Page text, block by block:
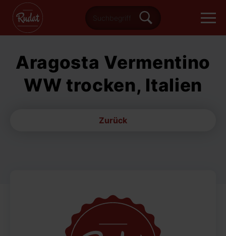
Aragosta Vermentino
WW trocken, Italien
Zurück